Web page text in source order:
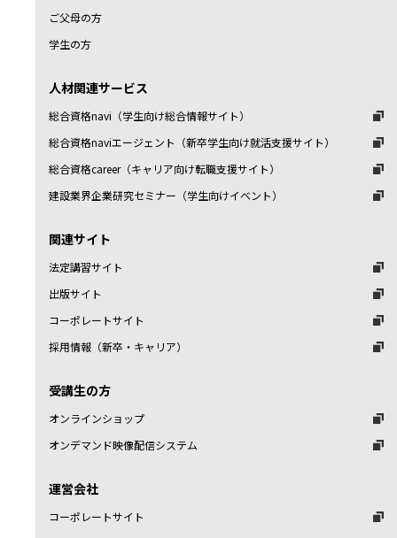
ご父母の方
学生の方
人材関連サービス
総合資格navi（学生向け総合情報サイト）
総合資格naviエージェント（新卒学生向け就活支援サイト）
総合資格career（キャリア向け転職支援サイト）
建設業界企業研究セミナー（学生向けイベント）
関連サイト
法定講習サイト
出版サイト
コーポレートサイト
採用情報（新卒・キャリア）
受講生の方
オンラインショップ
オンデマンド映像配信システム
運営会社
コーポレートサイト